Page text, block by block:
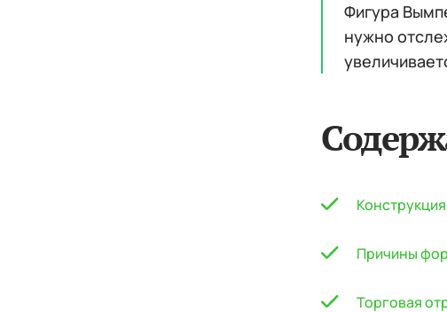
Фигура
нужно
Причины
Торговая